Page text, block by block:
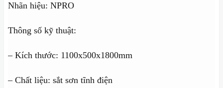
Nhãn hiệu: NPRO
Thông số kỹ thuật:
– Kích thước: 1100x500x1800mm
– Chất liệu: sắt sơn tĩnh điện